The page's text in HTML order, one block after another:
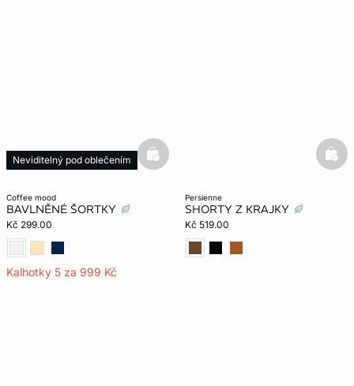
coffee mood
BAVLNĚNÉ ŠORTKY
Kč 299.00
Kalhotky 5 za 999 Kč
Neviditelný pod oblečením basketfull
persienne
SHORTY Z KRAJKY
Kč 519.00